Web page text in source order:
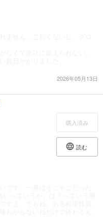
2026年05月13日
購入済み
読む